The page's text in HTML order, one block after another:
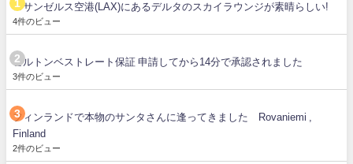
ロサンゼルス空港(LAX)にあるデルタのスカイラウンジが素晴らしい!
4件のビュー
ヒルトンベストレート保証 申請してから14分で承認されました
3件のビュー
フィンランドで本物のサンタさんに逢ってきました Rovaniemi ,
Finland
2件のビュー